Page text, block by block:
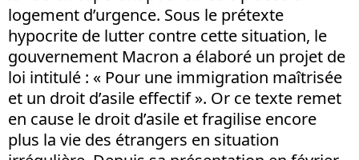
logement d’urgence. Sous le prétexte
hypocrite de lutter contre cette situation, le
gouvernement Macron a élaboré un projet de
loi intitulé : « Pour une immigration maîtrisée
et un droit d’asile effectif ». Or ce texte remet
en cause le droit d’asile et fragilise encore
plus la vie des étrangers en situation